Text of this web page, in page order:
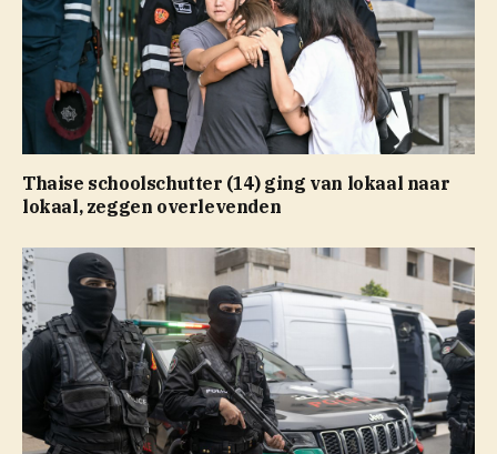
Thaise schoolschutter (14) ging van lokaal naar
lokaal, zeggen overlevenden